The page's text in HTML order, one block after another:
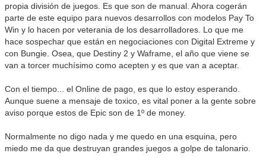
propia división de juegos. Es que son de manual. Ahora cogerán
parte de este equipo para nuevos desarrollos con modelos Pay To
Win y lo hacen por veterania de los desarrolladores. Lo que me
hace sospechar que están en negociaciones con Digital Extreme y
con Bungie. Osea, que Destiny 2 y Waframe, el año que viene se
van a torcer muchísimo como acepten y es que van a aceptar.
Con el tiempo... el Online de pago, es que lo estoy esperando.
Aunque suene a mensaje de toxico, es vital poner a la gente sobre
aviso porque estos de Epic son de 1º de money.
Normalmente no digo nada y me quedo en una esquina, pero
miedo me da que destruyan grandes juegos a golpe de talonario.